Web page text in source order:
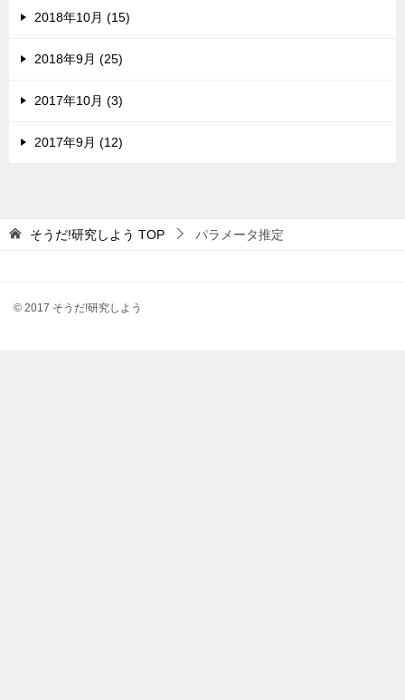
2018年10月 (15)
2018年9月 (25)
2017年10月 (3)
2017年9月 (12)
そうだ!研究しよう TOP パラメータ推定
© 2017 そうだ!研究しよう